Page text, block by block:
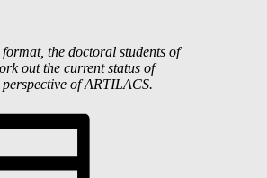
the doctoral students of
out the current status of
of ARTILACS.